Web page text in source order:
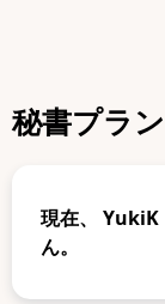
秘書プラン
現在、 YukiK
ん。